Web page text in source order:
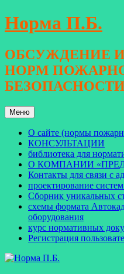
Перейти
к
Норма П.Б.
ОБСУЖДЕНИЕ
НОРМ
Меню
О сайте (нормы
КОНСУЛЬТАЦИИ
библиотека для
О КОМПАНИИ
Контакты для связи с
проектирование
Сборник уникальных
схемы формата
оборудования
курс нормативных
Регистрация